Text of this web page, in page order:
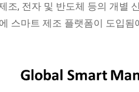
조, 전자 및 반도체 등의 개별
스마트 제조 플랫폼이 도입